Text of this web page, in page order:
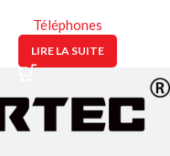
Téléphones
LIRE LA SUITE